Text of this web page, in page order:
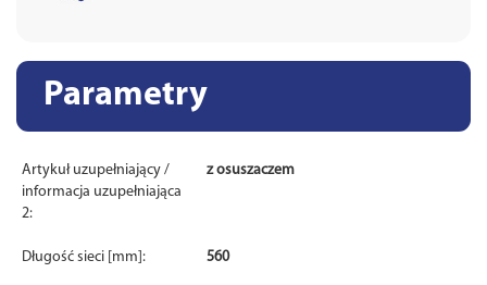
Parametry
Artykuł uzupełniający /
informacja uzupełniająca
2:
z osuszaczem
Długość sieci [mm]: 560